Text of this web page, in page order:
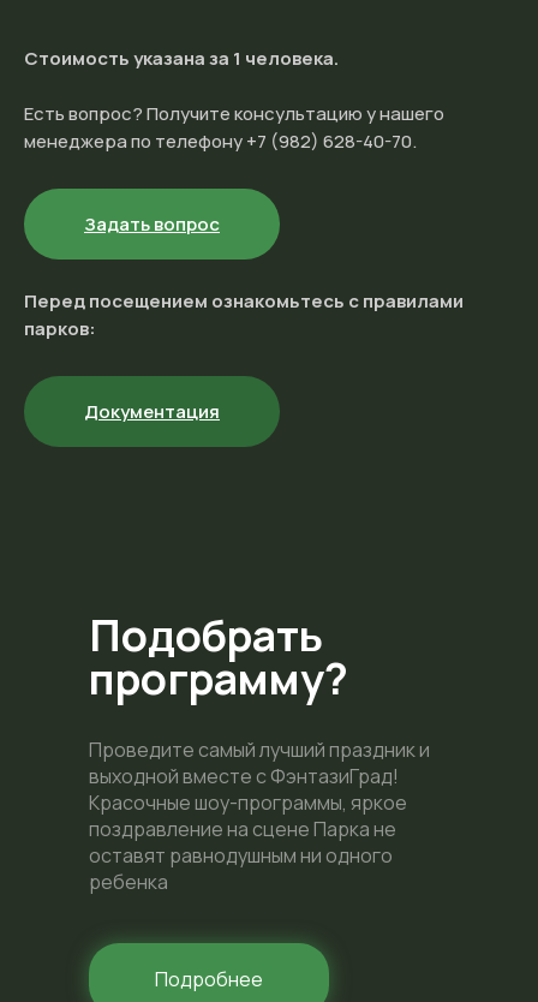
Стоимость указана за 1 человека.
Есть вопрос? Получите консультацию у нашего
менеджера по телефону +7 (982) 628-40-70.
Задать вопрос
Перед посещением ознакомьтесь с правилами
парков:
Документация
Проведите самый лучший праздник и
выходной вместе с ФэнтазиГрад!
Красочные шоу-программы, яркое
поздравление на сцене Парка не
оставят равнодушным ни одного
ребенка
Подобрать
программу?
Подробнее